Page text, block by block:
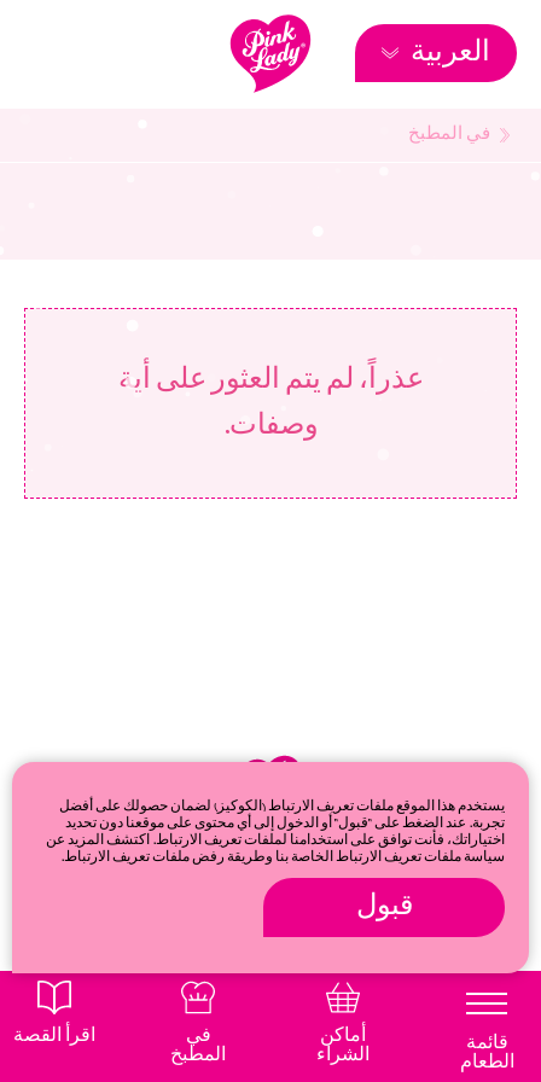
العربية
في المطبخ
عذراً، لم يتم العثور على أية
وصفات.
Privacy & cookie policy
اقرأ القصة
في
المطبخ
أماكن
الشراء
قائمة
الطعام
يستخدم هذا الموقع ملفات تعريف الارتباط (الكوكيز) لضمان حصولك على أفضل
تجربة. عند الضغط على "قبول" أو الدخول إلى أي محتوى على موقعنا دون تحديد
اختياراتك، فأنت توافق على استخدامنا لملفات تعريف الارتباط. اكتشف المزيد عن
سياسة ملفات تعريف الارتباط الخاصة بنا وطريقة رفض ملفات تعريف الارتباط.
قبول